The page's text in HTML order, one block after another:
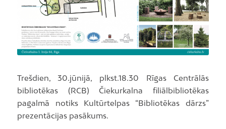
Trešdien, 30.jūnijā, plkst.18.30 Rīgas Centrālās
bibliotēkas (RCB) Čiekurkalna filiālbibliotēkas
pagalmā notiks Kultūrtelpas “Bibliotēkas dārzs”
prezentācijas pasākums.